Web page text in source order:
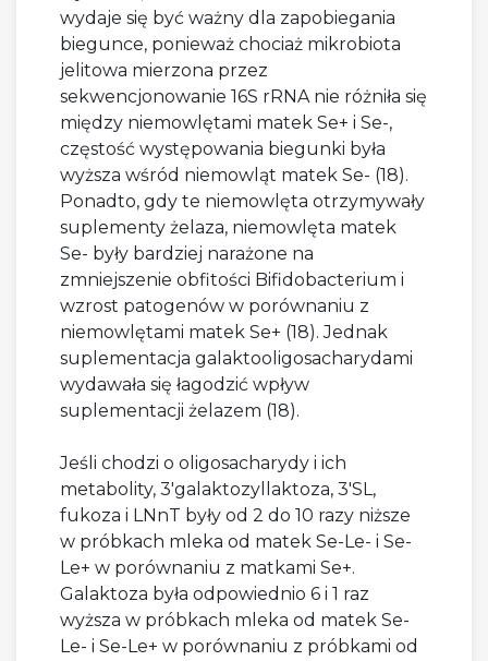
wydaje się być ważny dla zapobiegania
biegunce, ponieważ chociaż mikrobiota
jelitowa mierzona przez
sekwencjonowanie 16S rRNA nie różniła się
między niemowlętami matek Se+ i Se-,
częstość występowania biegunki była
wyższa wśród niemowląt matek Se- (18).
Ponadto, gdy te niemowlęta otrzymywały
suplementy żelaza, niemowlęta matek
Se- były bardziej narażone na
zmniejszenie obfitości Bifidobacterium i
wzrost patogenów w porównaniu z
niemowlętami matek Se+ (18). Jednak
suplementacja galaktooligosacharydami
wydawała się łagodzić wpływ
suplementacji żelazem (18).
Jeśli chodzi o oligosacharydy i ich
metabolity, 3'galaktozyllaktoza, 3'SL,
fukoza i LNnT były od 2 do 10 razy niższe
w próbkach mleka od matek Se-Le- i Se-
Le+ w porównaniu z matkami Se+.
Galaktoza była odpowiednio 6 i 1 raz
wyższa w próbkach mleka od matek Se-
Le- i Se-Le+ w porównaniu z próbkami od